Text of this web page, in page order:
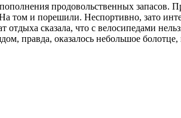
продовольственных запасов.
том и порешили. Неспортивно, зато
отдыха сказала, что с велосипедами
правда, оказалось небольшое